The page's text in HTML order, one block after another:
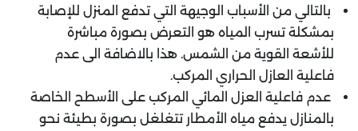
بالتالي من الأسباب الوجيهة التي تدفع المنزل للإصابة
بمشكلة تسرب المياه هو التعرض بصورة مباشرة
للأشعة القوية من الشمس. هذا بالاضافة الى عدم
فاعلية العازل الحراري المركب.
عدم فاعلية العزل المائي المركب على الأسطح الخاصة
بالمنازل يدفع مياه الأمطار تتغلغل بصورة بطيئة نحو